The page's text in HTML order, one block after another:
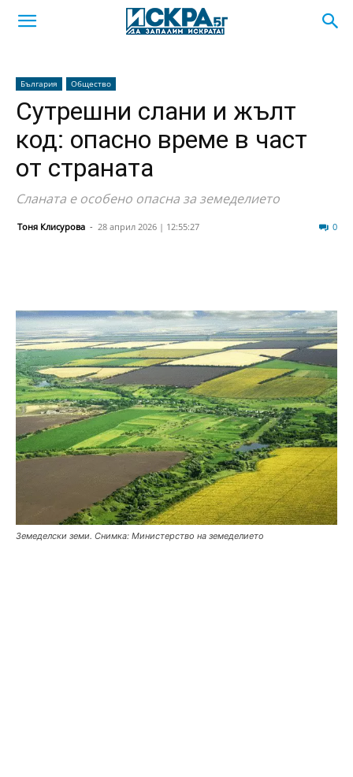
България Общество
Сутрешни слани и жълт
код: опасно време в част
от страната
Сланата е особено опасна за земеделието
Тоня Клисурова - 28 април 2026 | 12:55:27 0
Земеделски земи. Снимка: Министерство на земеделието